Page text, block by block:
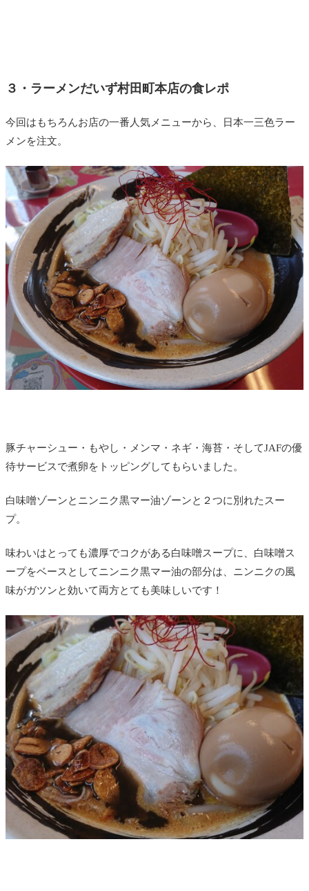
３・ラーメンだいず村田町本店の食レポ
今回はもちろんお店の一番人気メニューから、日本一三色ラー
メンを注文。
豚チャーシュー・もやし・メンマ・ネギ・海苔・そしてJAFの優
待サービスで煮卵をトッピングしてもらいました。
白味噌ゾーンとニンニク黒マー油ゾーンと２つに別れたスー
プ。
味わいはとっても濃厚でコクがある白味噌スープに、白味噌ス
ープをベースとしてニンニク黒マー油の部分は、ニンニクの風
味がガツンと効いて両方とても美味しいです！